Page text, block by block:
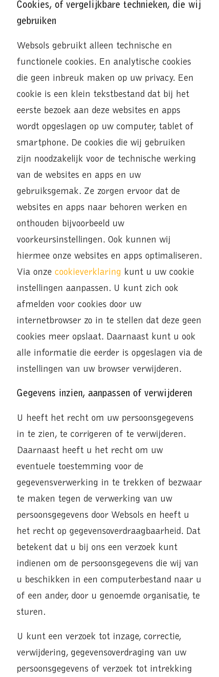
Cookies, of vergelijkbare technieken, die wij
gebruiken
Websols gebruikt alleen technische en
functionele cookies. En analytische cookies
die geen inbreuk maken op uw privacy. Een
cookie is een klein tekstbestand dat bij het
eerste bezoek aan deze websites en apps
wordt opgeslagen op uw computer, tablet of
smartphone. De cookies die wij gebruiken
zijn noodzakelijk voor de technische werking
van de websites en apps en uw
gebruiksgemak. Ze zorgen ervoor dat de
websites en apps naar behoren werken en
onthouden bijvoorbeeld uw
voorkeursinstellingen. Ook kunnen wij
hiermee onze websites en apps optimaliseren.
Via onze cookieverklaring kunt u uw cookie
instellingen aanpassen. U kunt zich ook
afmelden voor cookies door uw
internetbrowser zo in te stellen dat deze geen
cookies meer opslaat. Daarnaast kunt u ook
alle informatie die eerder is opgeslagen via de
instellingen van uw browser verwijderen.
Gegevens inzien, aanpassen of verwijderen
U heeft het recht om uw persoonsgegevens
in te zien, te corrigeren of te verwijderen.
Daarnaast heeft u het recht om uw
eventuele toestemming voor de
gegevensverwerking in te trekken of bezwaar
te maken tegen de verwerking van uw
persoonsgegevens door Websols en heeft u
het recht op gegevensoverdraagbaarheid. Dat
betekent dat u bij ons een verzoek kunt
indienen om de persoonsgegevens die wij van
u beschikken in een computerbestand naar u
of een ander, door u genoemde organisatie, te
sturen.
U kunt een verzoek tot inzage, correctie,
verwijdering, gegevensoverdraging van uw
persoonsgegevens of verzoek tot intrekking